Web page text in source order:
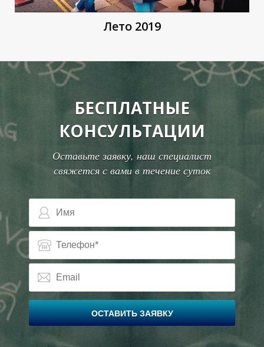
В
В
Лето 2019
БЕСПЛАТНЫЕ
КОНСУЛЬТАЦИИ
Оставьте заявку, наш специалист
свяжется с вами в течение суток
ОСТАВИТЬ ЗАЯВКУ